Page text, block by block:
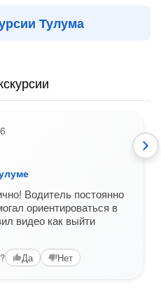
Тулума
Водитель постоянно
ориентироваться в
видео как выйти
Да Нет